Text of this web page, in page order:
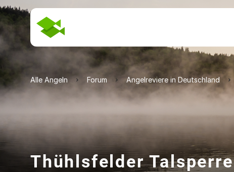
Alle Angeln Forum Angelreviere in Deutschland
Thühlsfelder Talsperre